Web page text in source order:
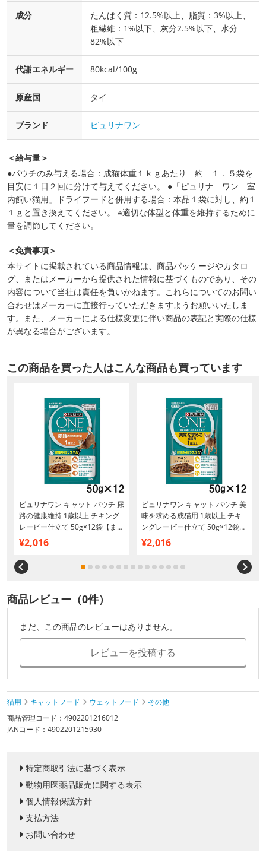
成分
たんぱく質：12.5%以上、脂質：3%以上、
粗繊維：1%以下、灰分2.5%以下、水分
82%以下
代謝エネルギー 80kcal/100g
原産国 タイ
ブランド ピュリナワン
＜給与量＞
●パウチのみ与える場合：成猫体重１ｋｇあたり 約 １．５袋を
目安に１日２回に分けて与えてください。 ●「ピュリナ ワン 室
内飼い猫用」ドライフードと併用する場合：本品１袋に対し、約１
１ｇと置き換えてください。 ※適切な体型と体重を維持するために
量を調節してください。
＜免責事項＞
本サイトに掲載されている商品情報は、商品パッケージやカタロ
グ、またはメーカーから提供された情報に基づくものであり、その
内容について当社は責任を負いかねます。これらについてのお問い
合わせはメーカーに直接行っていただきますようお願いいたしま
す。また、メーカーによる仕様変更に伴い商品の表記と実際の仕様
が異なる場合がございます。
この商品を買った人はこんな商品も買っています
ピュリナワン キャット パウチ 尿
路の健康維持 1歳以上 チキング
レービー仕立て 50g×12袋【まと
め買い】
¥2,016
ピュリナワン キャット パウチ 美
味を求める成猫用 1歳以上 チキ
ングレービー仕立て 50g×12袋
【まとめ買い】
¥2,016
商品レビュー（0件）
まだ、この商品のレビューはありません。
レビューを投稿する
猫用 キャットフード ウェットフード
その他
商品管理コード：4902201216012
JANコード：4902201215930
特定商取引法に基づく表示
動物用医薬品販売に関する表示
個人情報保護方針
支払方法
お問い合わせ